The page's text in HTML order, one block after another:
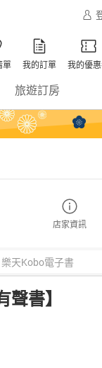
單 我的訂單 我的優
旅遊訂房
店家資訊
書】